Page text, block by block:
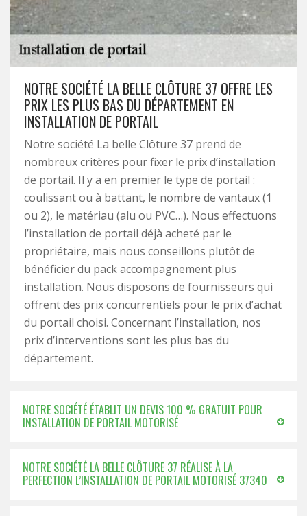
NOTRE SOCIÉTÉ LA BELLE CLÔTURE 37 OFFRE LES
PRIX LES PLUS BAS DU DÉPARTEMENT EN
INSTALLATION DE PORTAIL
Notre société La belle Clôture 37 prend de
nombreux critères pour fixer le prix d’installation
de portail. Il y a en premier le type de portail :
coulissant ou à battant, le nombre de vantaux (1
ou 2), le matériau (alu ou PVC…). Nous effectuons
l’installation de portail déjà acheté par le
propriétaire, mais nous conseillons plutôt de
bénéficier du pack accompagnement plus
installation. Nous disposons de fournisseurs qui
offrent des prix concurrentiels pour le prix d’achat
du portail choisi. Concernant l’installation, nos
prix d’interventions sont les plus bas du
département.
NOTRE SOCIÉTÉ ÉTABLIT UN DEVIS 100 % GRATUIT POUR
INSTALLATION DE PORTAIL MOTORISÉ
NOTRE SOCIÉTÉ LA BELLE CLÔTURE 37 RÉALISE À LA
PERFECTION L’INSTALLATION DE PORTAIL MOTORISÉ 37340